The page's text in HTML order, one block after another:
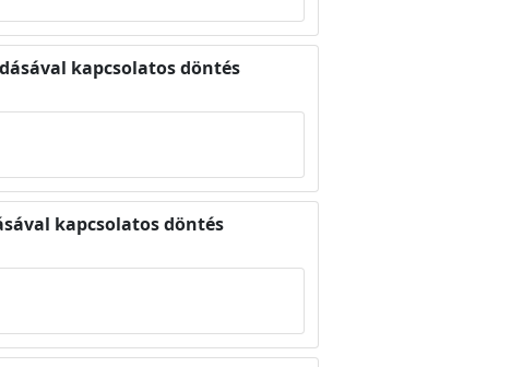
kapcsolatos döntés
kapcsolatos döntés